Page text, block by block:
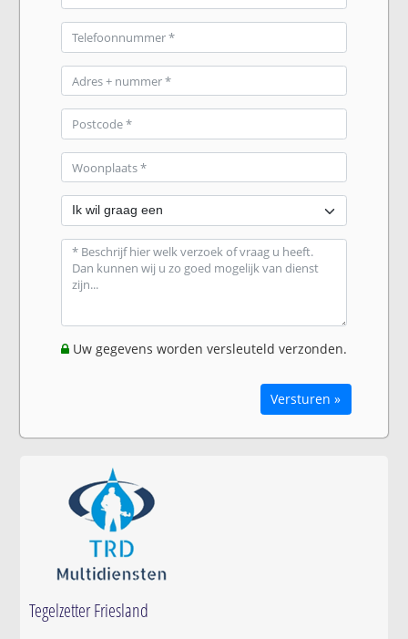
Uw gegevens worden versleuteld verzonden.
Versturen »
Tegelzetter Friesland